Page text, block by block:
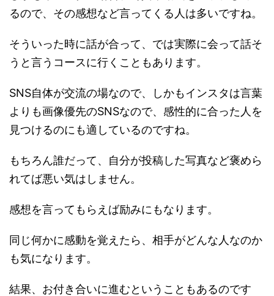
るので、その感想など言ってくる人は多いですね。
そういった時に話が合って、では実際に会って話そ
うと言うコースに行くこともあります。
SNS自体が交流の場なので、しかもインスタは言葉
よりも画像優先のSNSなので、感性的に合った人を
見つけるのにも適しているのですね。
もちろん誰だって、自分が投稿した写真など褒めら
れてば悪い気はしません。
感想を言ってもらえば励みにもなります。
同じ何かに感動を覚えたら、相手がどんな人なのか
も気になります。
結果、お付き合いに進むということもあるのです